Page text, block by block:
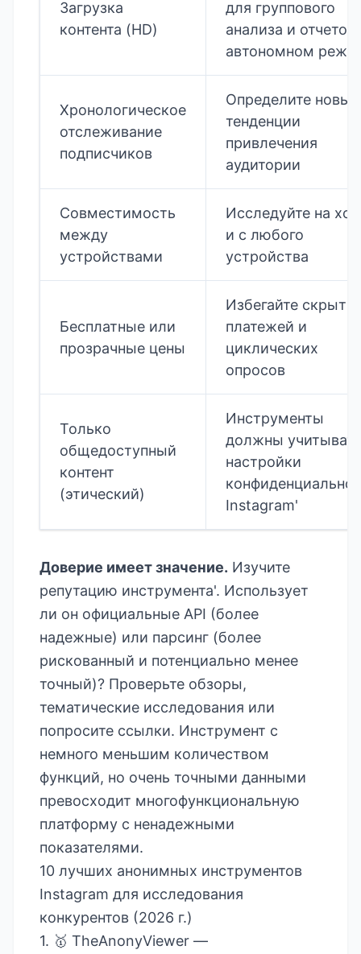
Загрузка
контента (HD)
для группового
анализа и отчетов
автономном
Хронологическое
отслеживание
подписчиков
Определите новые
тенденции
привлечения
аудитории
Совместимость
между
устройствами
Исследуйте на
и с любого
устройства
Бесплатные или
прозрачные цены
Избегайте
платежей и
циклических
опросов
Только
общедоступный
контент
(этический)
Инструменты
должны
настройки
Instagram'
Доверие имеет значение. Изучите
репутацию инструмента'. Использует
ли он официальные API (более
надежные) или парсинг (более
рискованный и потенциально менее
точный)? Проверьте обзоры,
тематические исследования или
попросите ссылки. Инструмент с
немного меньшим количеством
функций, но очень точными данными
превосходит многофункциональную
платформу с ненадежными
показателями.
10 лучших анонимных инструментов
Instagram для исследования
конкурентов (2026 г.)
1. 🥇 TheAnonyViewer —